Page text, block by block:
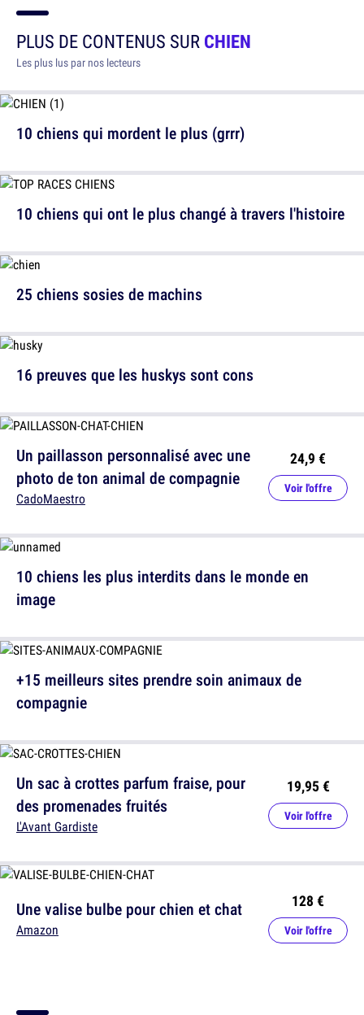
PLUS DE CONTENUS SURCHIEN
Les plus lus par nos lecteurs
10 chiens qui mordent le plus (grrr)
25 chiens sosies de machins
Un paillasson personnalisé avec une
photo de ton animal de compagnie
CadoMaestro
24,9 €
Voir l'offre
+15 meilleurs sites prendre soin animaux de
compagnie
Une valise bulbe pour chien et chat
Amazon
128 €
Voir l'offre
10 chiens qui ont le plus changé à travers l'histoire
16 preuves que les huskys sont cons
10 chiens les plus interdits dans le monde en
image
Un sac à crottes parfum fraise, pour
des promenades fruités
L'Avant Gardiste
19,95 €
Voir l'offre